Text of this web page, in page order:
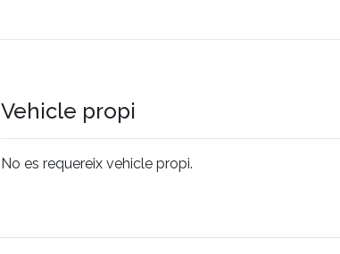
Vehicle propi
No es requereix vehicle propi.